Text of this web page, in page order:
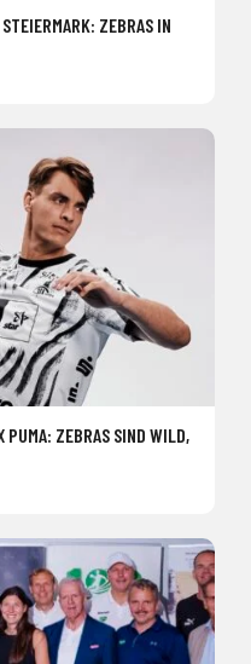
ZEBRAS IN
PUMA: ZEBRAS SIND WILD,